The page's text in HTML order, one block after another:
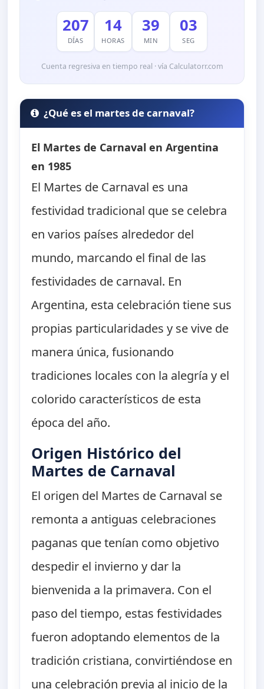
207
DÍAS
14
HORAS
39
MIN
01
SEG
Cuenta regresiva en tiempo real · vía Calculatorr.com
¿Qué es el martes de carnaval?
El Martes de Carnaval en Argentina
en 1985
El Martes de Carnaval es una
festividad tradicional que se celebra
en varios países alrededor del
mundo, marcando el final de las
festividades de carnaval. En
Argentina, esta celebración tiene sus
propias particularidades y se vive de
manera única, fusionando
tradiciones locales con la alegría y el
colorido característicos de esta
época del año.
Origen Histórico del
Martes de Carnaval
El origen del Martes de Carnaval se
remonta a antiguas celebraciones
paganas que tenían como objetivo
despedir el invierno y dar la
bienvenida a la primavera. Con el
paso del tiempo, estas festividades
fueron adoptando elementos de la
tradición cristiana, convirtiéndose en
una celebración previa al inicio de la